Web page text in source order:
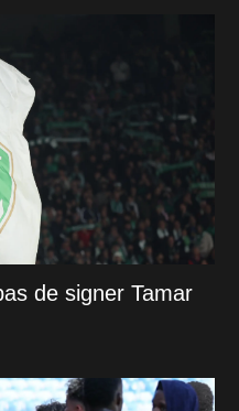
de signer Tamar